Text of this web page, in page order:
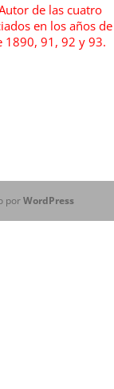
de las cuatro
en los años de
1890, 91, 92 y 93.
porWordPress